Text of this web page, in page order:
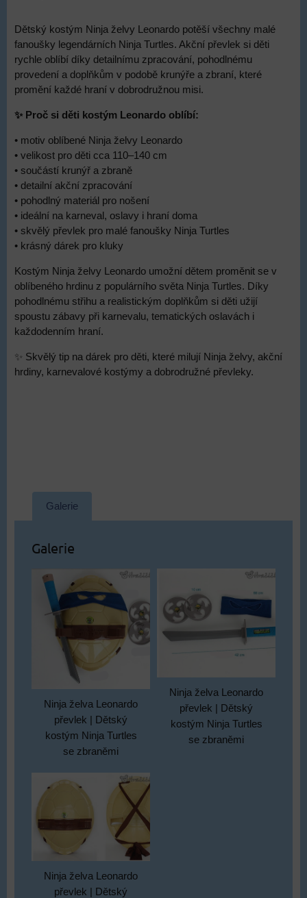
Dětský kostým Ninja želvy Leonardo potěší všechny malé
fanoušky legendárních Ninja Turtles. Akční převlek si děti
rychle oblíbí díky detailnímu zpracování, pohodlnému
provedení a doplňkům v podobě krunýře a zbraní, které
promění každé hraní v dobrodružnou misi.
✨ Proč si děti kostým Leonardo oblíbí:
• motiv oblíbené Ninja želvy Leonardo
• velikost pro děti cca 110–140 cm
• součástí krunýř a zbraně
• detailní akční zpracování
• pohodlný materiál pro nošení
• ideální na karneval, oslavy i hraní doma
• skvělý převlek pro malé fanoušky Ninja Turtles
• krásný dárek pro kluky
Kostým Ninja želvy Leonardo umožní dětem proměnit se v
oblíbeného hrdinu z populárního světa Ninja Turtles. Díky
pohodlnému střihu a realistickým doplňkům si děti užijí
spoustu zábavy při karnevalu, tematických oslavách i
každodenním hraní.
✨ Skvělý tip na dárek pro děti, které milují Ninja želvy, akční
hrdiny, karnevalové kostýmy a dobrodružné převleky.
Galerie
Galerie
Ninja želva Leonardo
převlek | Dětský
kostým Ninja Turtles
se zbraněmi
Ninja želva Leonardo
převlek | Dětský
kostým Ninja Turtles
se zbraněmi
Ninja želva Leonardo
převlek | Dětský